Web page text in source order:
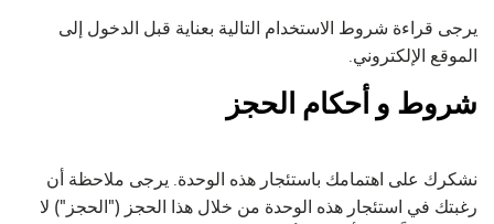
يرجى قراءة شروط الاستخدام التالية بعناية قبل الدخول إلى
الموقع الإلكتروني.
شروط و أحكام الحجز
نشكرك على اهتمامك باستئجار هذه الوحدة. يرجى ملاحظة أن
رغبتك في استئجار هذه الوحدة من خلال هذا الحجز ("الحجز") لا